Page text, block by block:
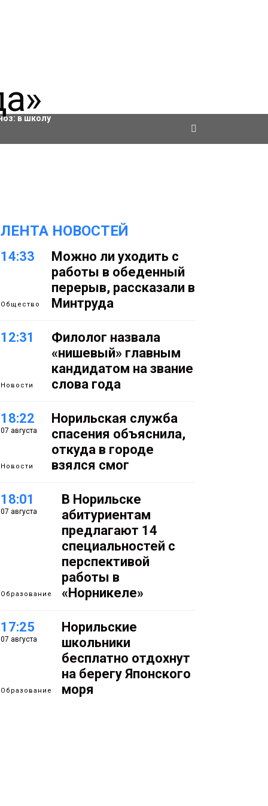
в школу
ЛЕНТА НОВОСТЕЙ
14:33
Общество
Можно ли уходить с
работы в обеденный
перерыв, рассказали в
Минтруда
12:31
Новости
Филолог назвала
«нишевый» главным
кандидатом на звание
слова года
18:22
07 августа
Новости
Норильская служба
спасения объяснила,
откуда в городе
взялся смог
18:01
07 августа
Образование
В Норильске
абитуриентам
предлагают 14
специальностей с
перспективой
работы в
«Норникеле»
17:25
07 августа
Образование
Норильские
школьники
бесплатно отдохнут
на берегу Японского
моря